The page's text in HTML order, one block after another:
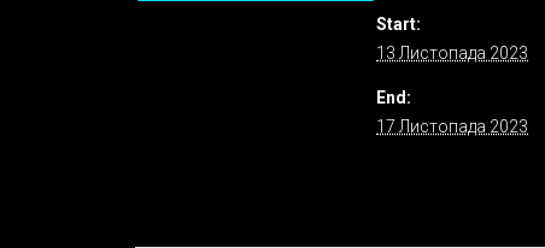
Start:
13 Листопада 2023
End:
17 Листопада 2023